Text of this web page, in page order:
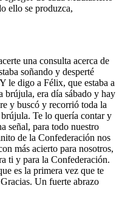
ello se produzca,
una consulta acerca de
soñando y desperté
le digo a Félix, que estaba a
brújula, era día sábado y hay
y buscó y recorrió toda la
Te lo quería contar y
señal, para todo nuestro
de la Confederación nos
más acierto para nosotros,
ti y para la Confederación.
es la primera vez que te
Un fuerte abrazo